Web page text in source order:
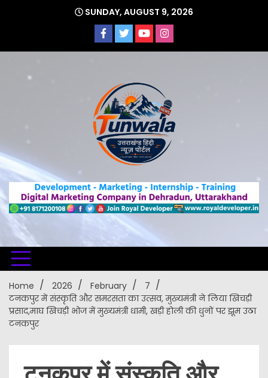
SUNDAY, AUGUST 9, 2026
Uttarakhand Hindi News Portal
Home 2026 February
7
टनकपुर में संस्कृति और समरसता का उत्सव, मुख्यमंत्री ने लिया खिचड़ी
प्रसाद,माघ खिचड़ी भोज में मुख्यमंत्री धामी, खड़ी होली की धुनों पर झूम उठा
टनकपुर